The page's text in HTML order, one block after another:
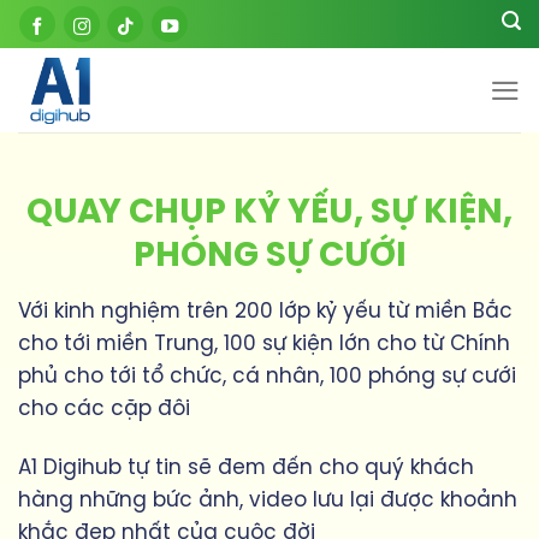
Skip
to
content
QUAY CHỤP KỶ YẾU, SỰ KIỆN,
PHÓNG SỰ CƯỚI
Với kinh nghiệm trên 200 lớp kỷ yếu từ miền Bắc
cho tới miền Trung, 100 sự kiện lớn cho từ Chính
phủ cho tới tổ chức, cá nhân, 100 phóng sự cưới
cho các cặp đôi
A1 Digihub tự tin sẽ đem đến cho quý khách
hàng những bức ảnh, video lưu lại được khoảnh
khắc đẹp nhất của cuộc đời